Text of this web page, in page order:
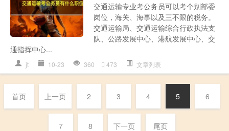
交通运输专业考公务员可以考个别部委
岗位，海关、海事以及三不限的税务。
交通运输局、交通运输综合行政执法支
队、公路发展中心、港航发展中心、交
通指挥中心...
jt 10-23 360 473 文章列表
首页 上一页 2 3 4 5 6
7 8 下一页 尾页